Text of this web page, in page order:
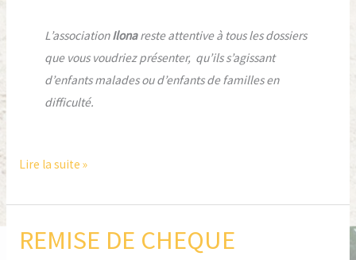
L’associationIlonareste attentive à tous les dossiers
que vous voudriez présenter, qu’ils s’agissant
d’enfants malades ou d’enfants de familles en
difficulté.
Lire la suite »
REMISE DE CHEQUE
REMISE